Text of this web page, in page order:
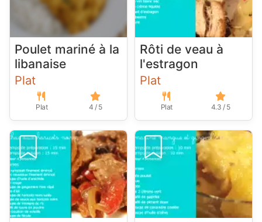
Poulet mariné à la
libanaise
Plat
Plat 4 / 5
Rôti de veau à
l'estragon
Plat
Plat 4.3 / 5